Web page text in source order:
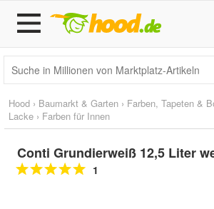
Hood › Baumarkt & Garten › Farben, Tapeten &
Lacke › Farben für Innen
Conti Grundierweiß 12,5 Liter
1